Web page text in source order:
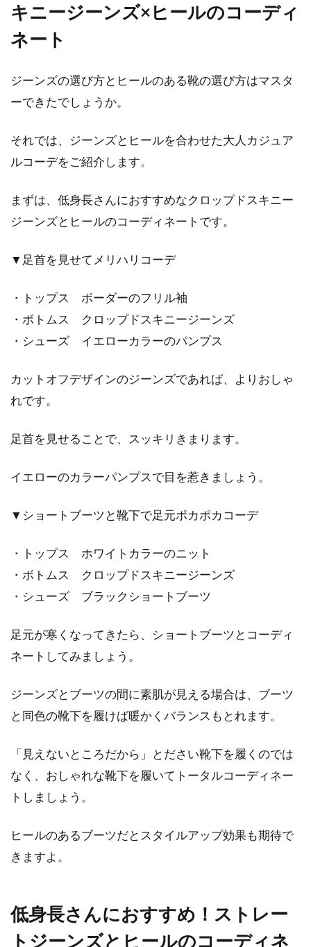
キニージーンズ×ヒールのコーディ
ネート
ジーンズの選び方とヒールのある靴の選び方はマスタ
ーできたでしょうか。
それでは、ジーンズとヒールを合わせた大人カジュア
ルコーデをご紹介します。
まずは、低身長さんにおすすめなクロップドスキニー
ジーンズとヒールのコーディネートです。
▼足首を見せてメリハリコーデ
・トップス ボーダーのフリル袖
・ボトムス クロップドスキニージーンズ
・シューズ イエローカラーのパンプス
カットオフデザインのジーンズであれば、よりおしゃ
れです。
足首を見せることで、スッキリきまります。
イエローのカラーパンプスで目を惹きましょう。
▼ショートブーツと靴下で足元ポカポカコーデ
・トップス ホワイトカラーのニット
・ボトムス クロップドスキニージーンズ
・シューズ ブラックショートブーツ
足元が寒くなってきたら、ショートブーツとコーディ
ネートしてみましょう。
ジーンズとブーツの間に素肌が見える場合は、ブーツ
と同色の靴下を履けば暖かくバランスもとれます。
「見えないところだから」とださい靴下を履くのでは
なく、おしゃれな靴下を履いてトータルコーディネー
トしましょう。
ヒールのあるブーツだとスタイルアップ効果も期待で
きますよ。
低身長さんにおすすめ！ストレー
トジーンズとヒールのコーディネ